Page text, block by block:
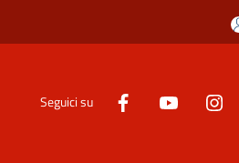
Seguici su